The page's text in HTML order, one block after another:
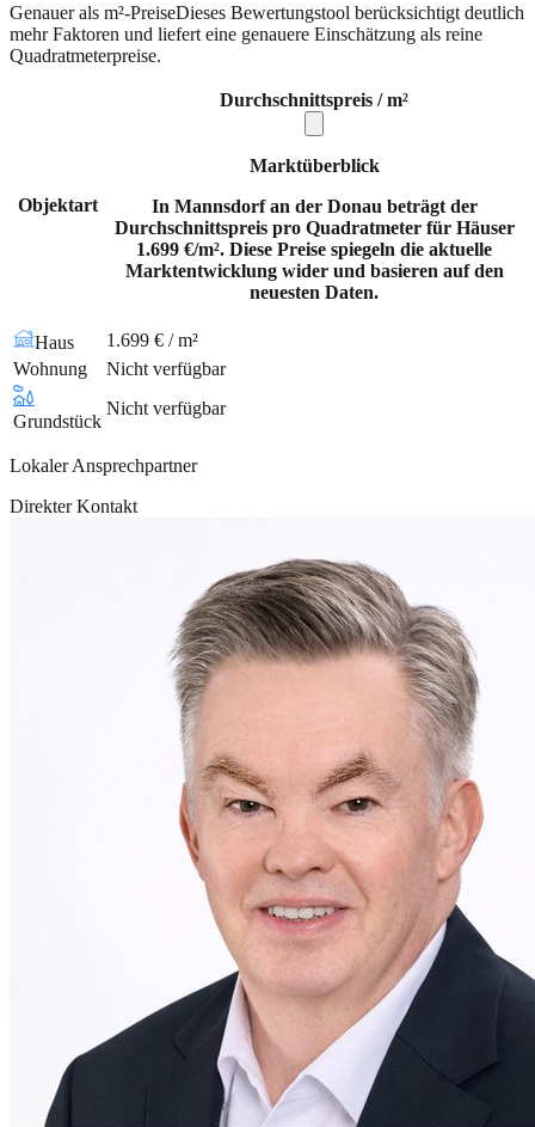
Genauer als m²-PreiseDieses Bewertungstool berücksichtigt deutlich
mehr Faktoren und liefert eine genauere Einschätzung als reine
Quadratmeterpreise.
Objektart
Durchschnittspreis / m²
Marktüberblick
In Mannsdorf an der Donau beträgt der
Durchschnittspreis pro Quadratmeter für Häuser
1.699 €/m². Diese Preise spiegeln die aktuelle
Marktentwicklung wider und basieren auf den
neuesten Daten.
Haus
1.699 € / m²
Wohnung
Nicht verfügbar
Grundstück
Nicht verfügbar
Lokaler Ansprechpartner
Direkter Kontakt